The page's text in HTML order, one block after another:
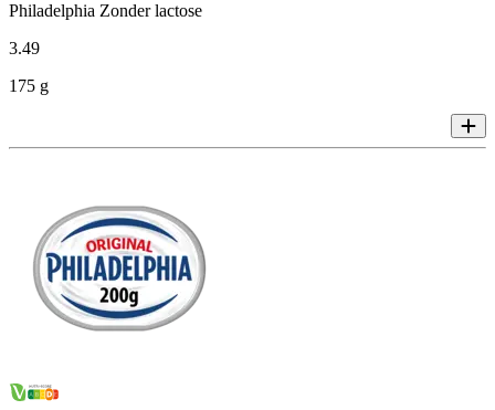
Philadelphia Zonder lactose
3.49
175 g